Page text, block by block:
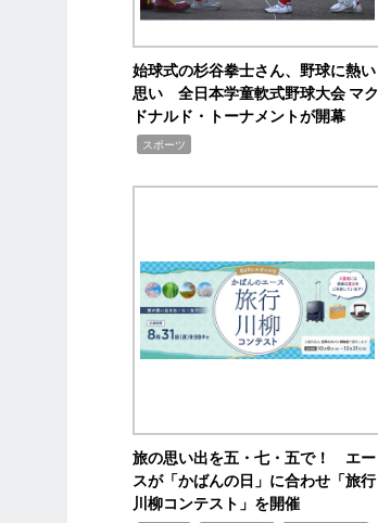
始球式の杉谷拳士さん、野球に熱い
思い 全日本学童軟式野球大会 マク
ドナルド・トーナメントが開幕
スポーツ
旅の思い出を五・七・五で！ エー
スが「かばんの日」に合わせ「旅行
川柳コンテスト」を開催